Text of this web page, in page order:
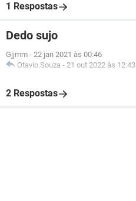
1 Respostas
Dedo sujo
Gjjmm - 22 jan 2021 às 00:46
Otavio.Souza - 21 out 2022 às 12:43
2 Respostas